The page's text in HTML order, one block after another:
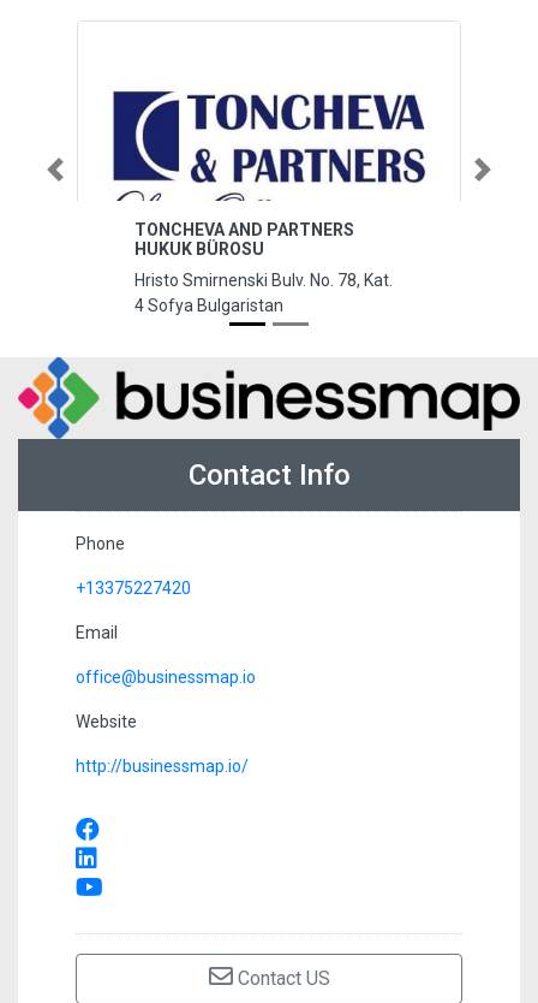
TONCHEVA AND PARTNERS
HUKUK BÜROSU
Hristo Smirnenski Bulv. No. 78, Kat.
4 Sofya Bulgaristan
Previous Next
Contact Info
Phone
+13375227420
Email
office@businessmap.io
Website
http://businessmap.io/
Contact US